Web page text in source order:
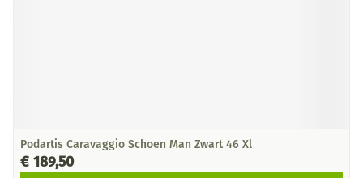
Podartis Caravaggio Schoen Man Zwart 46 Xl
€ 189,50